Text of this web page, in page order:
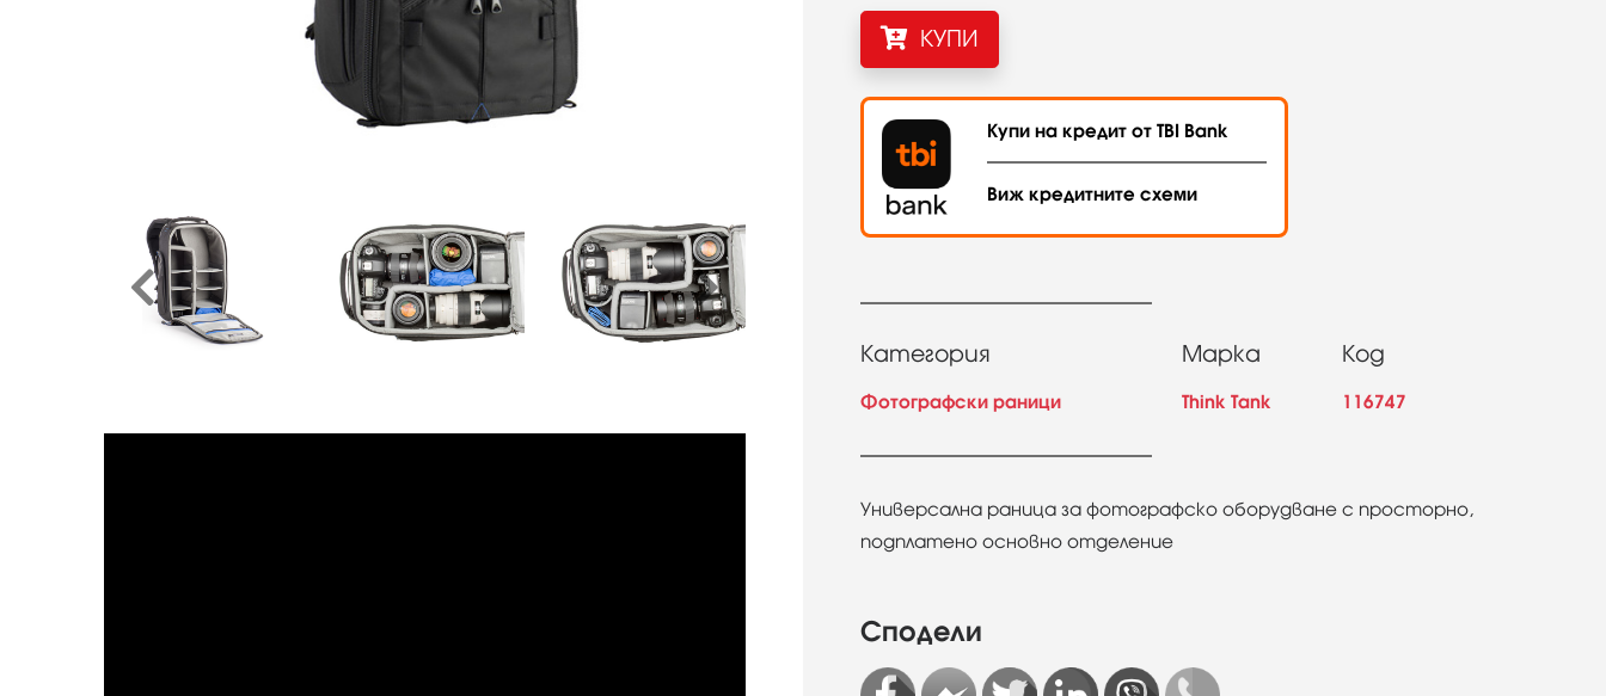
КУПИ
Купи на кредит от TBI Bank
Виж кредитните схеми
Категория
Фотографски раници
Марка
Think Tank
Код
116747
Универсална раница за фотографско оборудване с просторно,
подплатено основно отделение
Сподели